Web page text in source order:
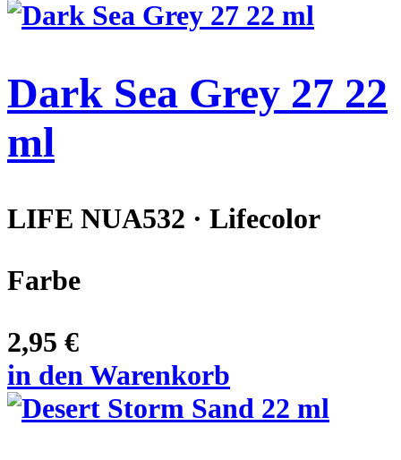
Dark Sea Grey 27 22
ml
LIFE NUA532 · Lifecolor
Farbe
2,95 €
in den Warenkorb